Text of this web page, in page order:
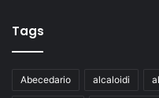
Tags
Abecedario alcaloidi